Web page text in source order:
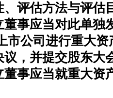
评估方法与评估
事应当对此单独
公司进行重大资
，并提交股东大
事应当就重大资